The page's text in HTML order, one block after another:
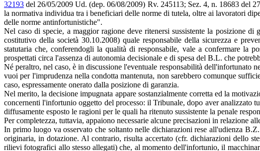
32193 del 26/05/2009 Ud. (dep. 06/08/2009) Rv. 245113; Sez. 4, n. 18683 del
la normativa individua tra i beneficiari delle norme di tutela, oltre ai lavoratori
delle norme antinfortunistiche".
Nel caso di specie, a maggior ragione deve ritenersi sussistente la posizione
costitutivo della società 30.10.2008) quale responsabile della sicurezza e
statutaria che, conferendogli la qualità di responsabile, vale a confermare la
prospettati circa l'assenza di autonomia decisionale e di spesa del B.L. che
Né peraltro, nel caso, è in discussione l'eventuale responsabilità dell'infortunato
vuoi per l'imprudenza nella condotta mantenuta, non sarebbero comunque
caso, espressamente onerato dalla posizione di garanzia.
Nel merito, la decisione impugnata appare sostanzialmente corretta ed la
concernenti l'infortunio oggetto del processo: il Tribunale, dopo aver analizzato
diffusamente esposto le ragioni per le quali ha ritenuto sussistente la penale
Per completezza, tuttavia, appaiono necessarie alcune precisazioni in relazione
In primo luogo va osservato che soltanto nelle dichiarazioni rese all'udienza
originaria, in dotazione. Al contrario, risulta accertato (cfr. dichiarazioni dello
rilievi fotografici allo stesso allegati) che, al momento dell'infortunio, il